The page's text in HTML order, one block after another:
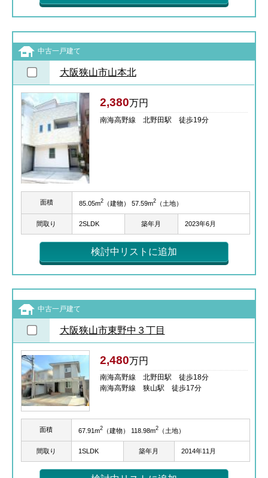
中古一戸建て
大阪狭山市山本北
2,380万円
南海高野線 北野田駅 徒歩19分
面積 85.05m2（建物） 57.59m2（土地）
間取り 2SLDK 築年月 2023年6月
検討中リストに追加
中古一戸建て
大阪狭山市東野中３丁目
2,480万円
南海高野線 北野田駅 徒歩18分
南海高野線 狭山駅 徒歩17分
面積 67.91m2（建物） 118.98m2（土地）
間取り 1SLDK 築年月 2014年11月